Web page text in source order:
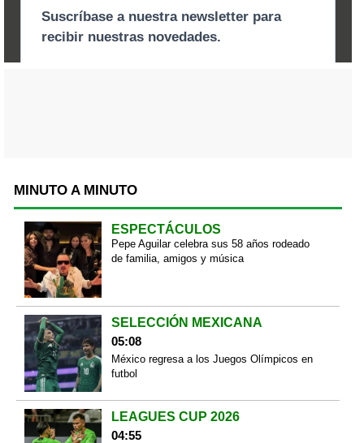
MINUTO A MINUTO
ESPECTÁCULOS
Pepe Aguilar celebra sus 58 años rodeado
de familia, amigos y música
SELECCIÓN MEXICANA
05:08
México regresa a los Juegos Olímpicos en
futbol
LEAGUES CUP 2026
04:55